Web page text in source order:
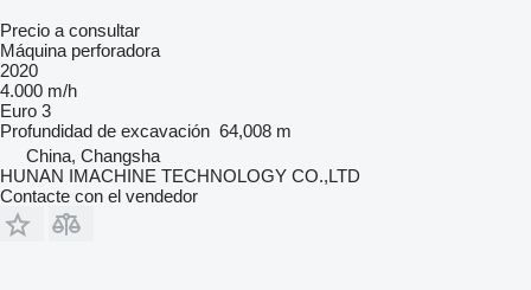
Precio a consultar
Máquina perforadora
2020
4.000 m/h
Euro 3
Profundidad de excavación 64,008 m
China, Changsha
HUNAN IMACHINE TECHNOLOGY CO.,LTD
Contacte con el vendedor